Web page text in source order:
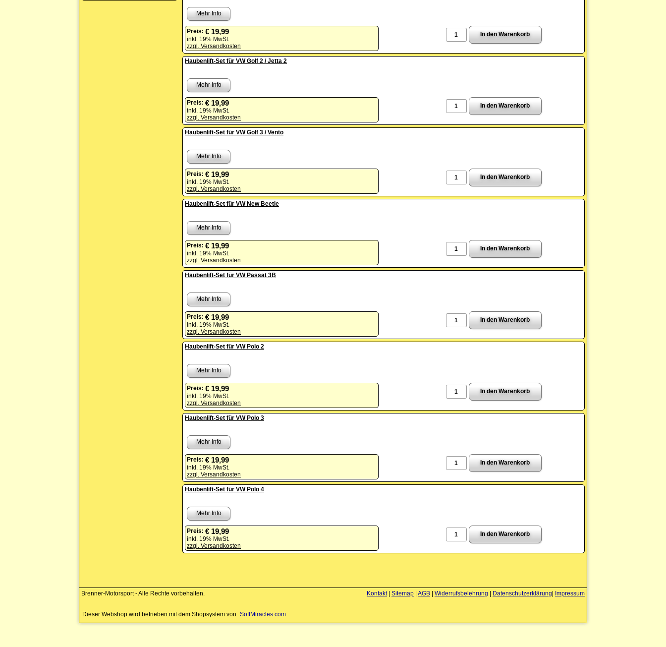
Mehr Info
Preis: € 19,99
inkl. 19% MwSt.
zzgl. Versandkosten
Haubenlift-Set für VW Golf 2 / Jetta 2
Mehr Info
Preis: € 19,99
inkl. 19% MwSt.
zzgl. Versandkosten
Haubenlift-Set für VW Golf 3 / Vento
Mehr Info
Preis: € 19,99
inkl. 19% MwSt.
zzgl. Versandkosten
Haubenlift-Set für VW New Beetle
Mehr Info
Preis: € 19,99
inkl. 19% MwSt.
zzgl. Versandkosten
Haubenlift-Set für VW Passat 3B
Mehr Info
Preis: € 19,99
inkl. 19% MwSt.
zzgl. Versandkosten
Haubenlift-Set für VW Polo 2
Mehr Info
Preis: € 19,99
inkl. 19% MwSt.
zzgl. Versandkosten
Haubenlift-Set für VW Polo 3
Mehr Info
Preis: € 19,99
inkl. 19% MwSt.
zzgl. Versandkosten
Haubenlift-Set für VW Polo 4
Mehr Info
Preis: € 19,99
inkl. 19% MwSt.
zzgl. Versandkosten
Kontakt| Sitemap AGB Widerrufsbelehrung Datenschutzerklärung Impressum
Brenner-Motorsport - Alle Rechte vorbehalten.
Dieser Webshop wird betrieben mit dem Shopsystem von SoftMiracles.com